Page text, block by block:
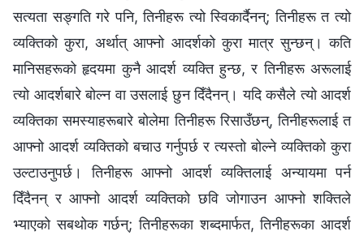
सत्यता सङ्गति गरे पनि, तिनीहरू त्यो स्विकार्दैनन्; तिनीहरू त त्यो
व्यक्तिको कुरा, अर्थात् आफ्नो आदर्शको कुरा मात्र सुन्छन्। कति
मानिसहरूको हृदयमा कुनै आदर्श व्यक्ति हुन्छ, र तिनीहरू अरूलाई
त्यो आदर्शबारे बोल्न वा उसलाई छुन दिँदैनन्। यदि कसैले त्यो आदर्श
व्यक्तिका समस्याहरूबारे बोलेमा तिनीहरू रिसाउँछन्, तिनीहरूलाई त
आफ्नो आदर्श व्यक्तिको बचाउ गर्नुपर्छ र त्यस्तो बोल्ने व्यक्तिको कुरा
उल्टाउनुपर्छ। तिनीहरू आफ्नो आदर्श व्यक्तिलाई अन्यायमा पर्न
दिँदैनन् र आफ्नो आदर्श व्यक्तिको छवि जोगाउन आफ्नो शक्तिले
भ्याएको सबथोक गर्छन्; तिनीहरूका शब्दमार्फत, तिनीहरूका आदर्श